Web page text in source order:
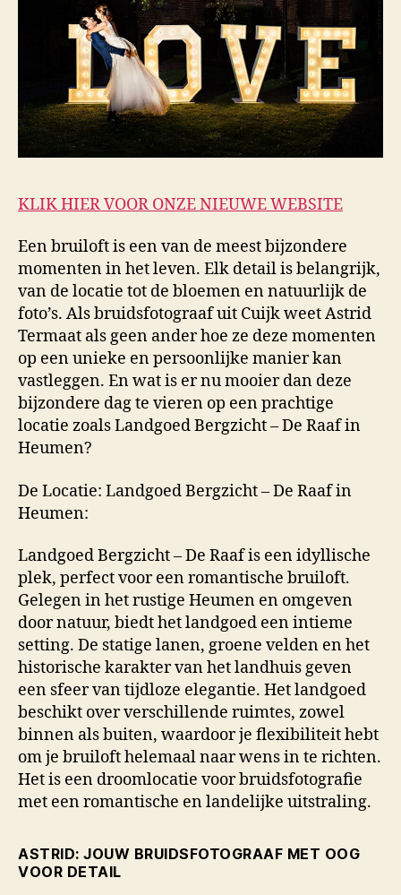
KLIK HIER VOOR ONZE NIEUWE WEBSITE
Een bruiloft is een van de meest bijzondere
momenten in het leven. Elk detail is belangrijk,
van de locatie tot de bloemen en natuurlijk de
foto’s. Als bruidsfotograaf uit Cuijk weet Astrid
Termaat als geen ander hoe ze deze momenten
op een unieke en persoonlijke manier kan
vastleggen. En wat is er nu mooier dan deze
bijzondere dag te vieren op een prachtige
locatie zoals Landgoed Bergzicht – De Raaf in
Heumen?
De Locatie: Landgoed Bergzicht – De Raaf in
Heumen:
Landgoed Bergzicht – De Raaf is een idyllische
plek, perfect voor een romantische bruiloft.
Gelegen in het rustige Heumen en omgeven
door natuur, biedt het landgoed een intieme
setting. De statige lanen, groene velden en het
historische karakter van het landhuis geven
een sfeer van tijdloze elegantie. Het landgoed
beschikt over verschillende ruimtes, zowel
binnen als buiten, waardoor je flexibiliteit hebt
om je bruiloft helemaal naar wens in te richten.
Het is een droomlocatie voor bruidsfotografie
met een romantische en landelijke uitstraling.
ASTRID: JOUW BRUIDSFOTOGRAAF MET OOG
VOOR DETAIL